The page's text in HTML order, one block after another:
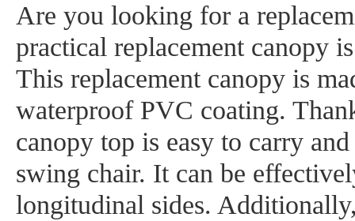
Are you looking for a
practical replacement canopy
This replacement canopy is
waterproof PVC coating.
canopy top is easy to carry
swing chair. It can be
longitudinal sides.